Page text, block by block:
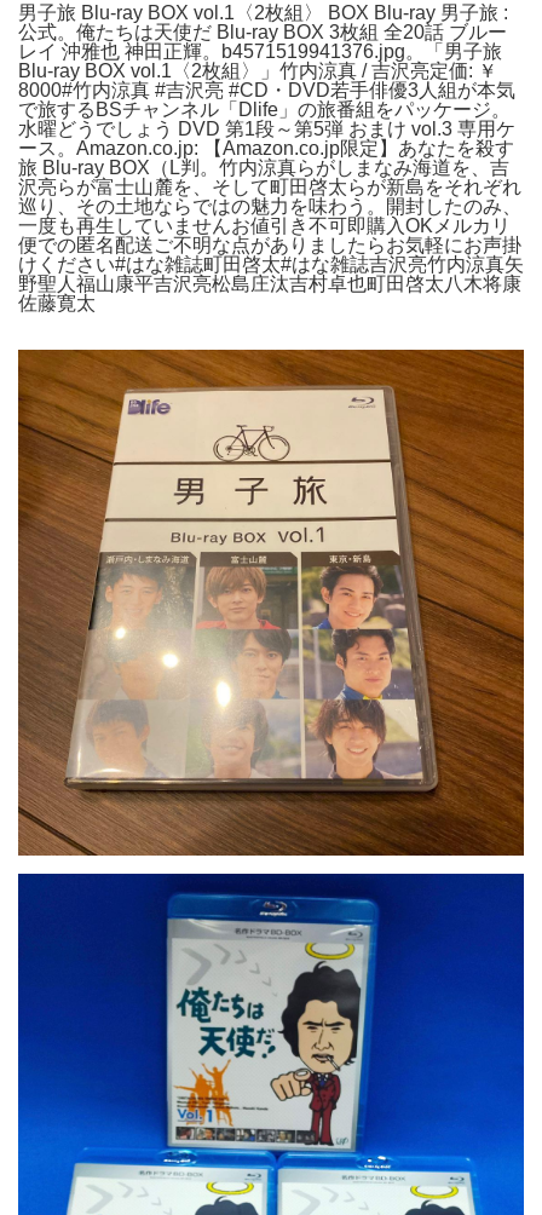
男子旅 Blu-ray BOX vol.1〈2枚組〉 BOX Blu-ray 男子旅 :
公式。俺たちは天使だ Blu-ray BOX 3枚組 全20話 ブルー
レイ 沖雅也 神田正輝。b4571519941376.jpg。「男子旅
Blu-ray BOX vol.1〈2枚組〉」竹内涼真 / 吉沢亮定価: ￥
8000#竹内涼真 #吉沢亮 #CD・DVD若手俳優3人組が本気
で旅するBSチャンネル「Dlife」の旅番組をパッケージ。
水曜どうでしょう DVD 第1段～第5弾 おまけ vol.3 専用ケ
ース。Amazon.co.jp: 【Amazon.co.jp限定】あなたを殺す
旅 Blu-ray BOX（L判。竹内涼真らがしまなみ海道を、吉
沢亮らが富士山麓を、そして町田啓太らが新島をそれぞれ
巡り、その土地ならではの魅力を味わう。開封したのみ、
一度も再生していませんお値引き不可即購入OKメルカリ
便での匿名配送ご不明な点がありましたらお気軽にお声掛
けください#はな雑誌町田啓太#はな雑誌吉沢亮竹内涼真矢
野聖人福山康平吉沢亮松島庄汰吉村卓也町田啓太八木将康
佐藤寛太